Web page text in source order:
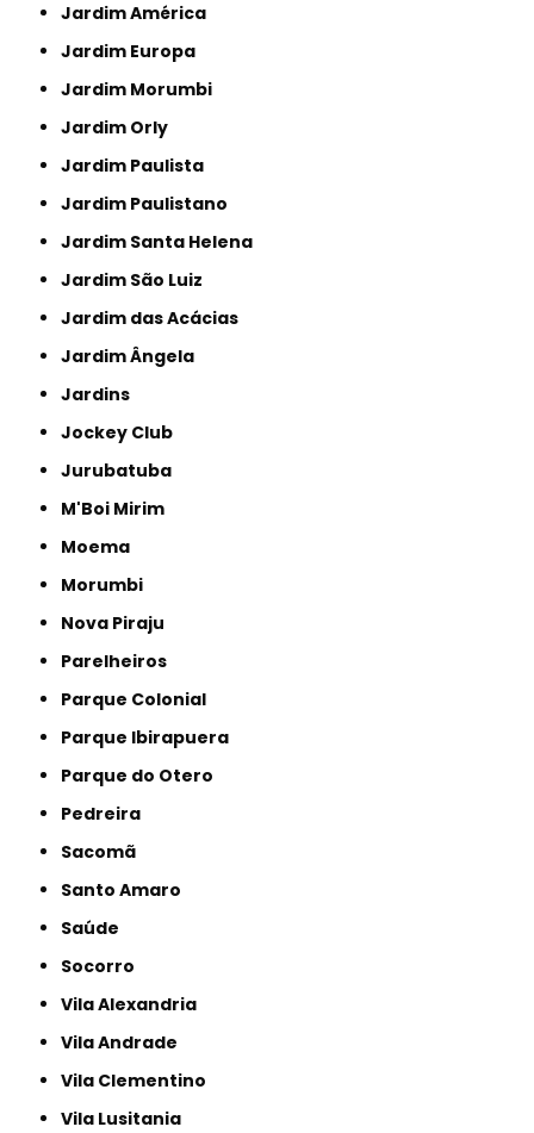
Jardim América
Jardim Europa
Jardim Morumbi
Jardim Orly
Jardim Paulista
Jardim Paulistano
Jardim Santa Helena
Jardim São Luiz
Jardim das Acácias
Jardim Ângela
Jardins
Jockey Club
Jurubatuba
M'Boi Mirim
Moema
Morumbi
Nova Piraju
Parelheiros
Parque Colonial
Parque Ibirapuera
Parque do Otero
Pedreira
Sacomã
Santo Amaro
Saúde
Socorro
Vila Alexandria
Vila Andrade
Vila Clementino
Vila Lusitania